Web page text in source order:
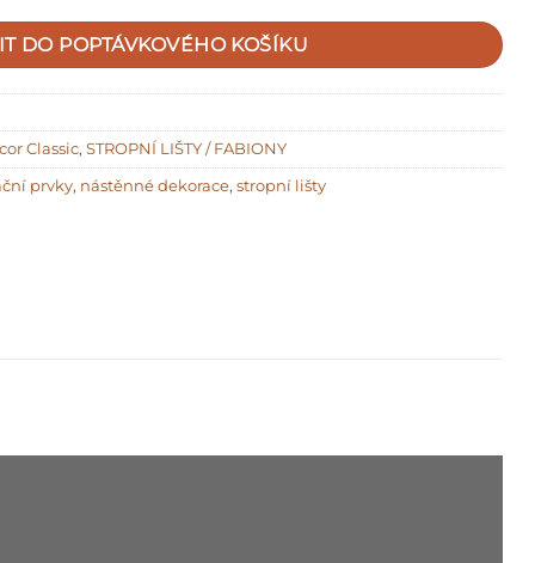
DO POPTÁVKOVÉHO KOŠÍKU
Classic, STROPNÍ LIŠTY / FABIONY
prvky, nástěnné dekorace, stropní lišty